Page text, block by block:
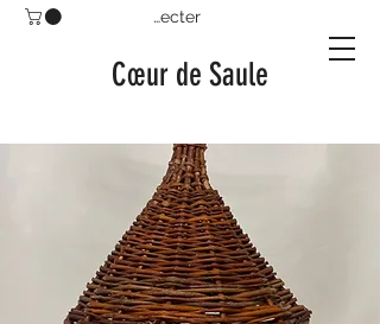
Se connecter
Cœur de Saule